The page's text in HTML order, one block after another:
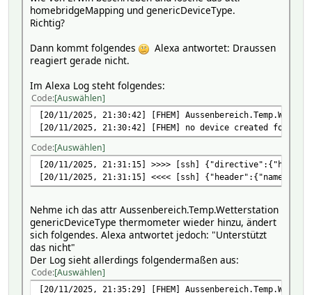
homebridgeMapping und genericDeviceType.
Richtig?
Dann kommt folgendes
Alexa antwortet: Draussen
reagiert gerade nicht.
Im Alexa Log steht folgendes:
Code Auswählen
[20/11/2025, 21:30:42] [FHEM]
[20/11/2025, 21:30:42] [FHEM] no device created for
Code Auswählen
[20/11/2025, 21:31:15] >>>> [ssh]
[20/11/2025, 21:31:15] <<<< [ssh]
Nehme ich das attr Aussenbereich.Temp.Wetterstation
genericDeviceType thermometer wieder hinzu, ändert
sich folgendes. Alexa antwortet jedoch: "Unterstützt
das nicht"
Der Log sieht allerdings folgendermaßen aus:
Code Auswählen
[20/11/2025, 21:35:29] [FHEM]